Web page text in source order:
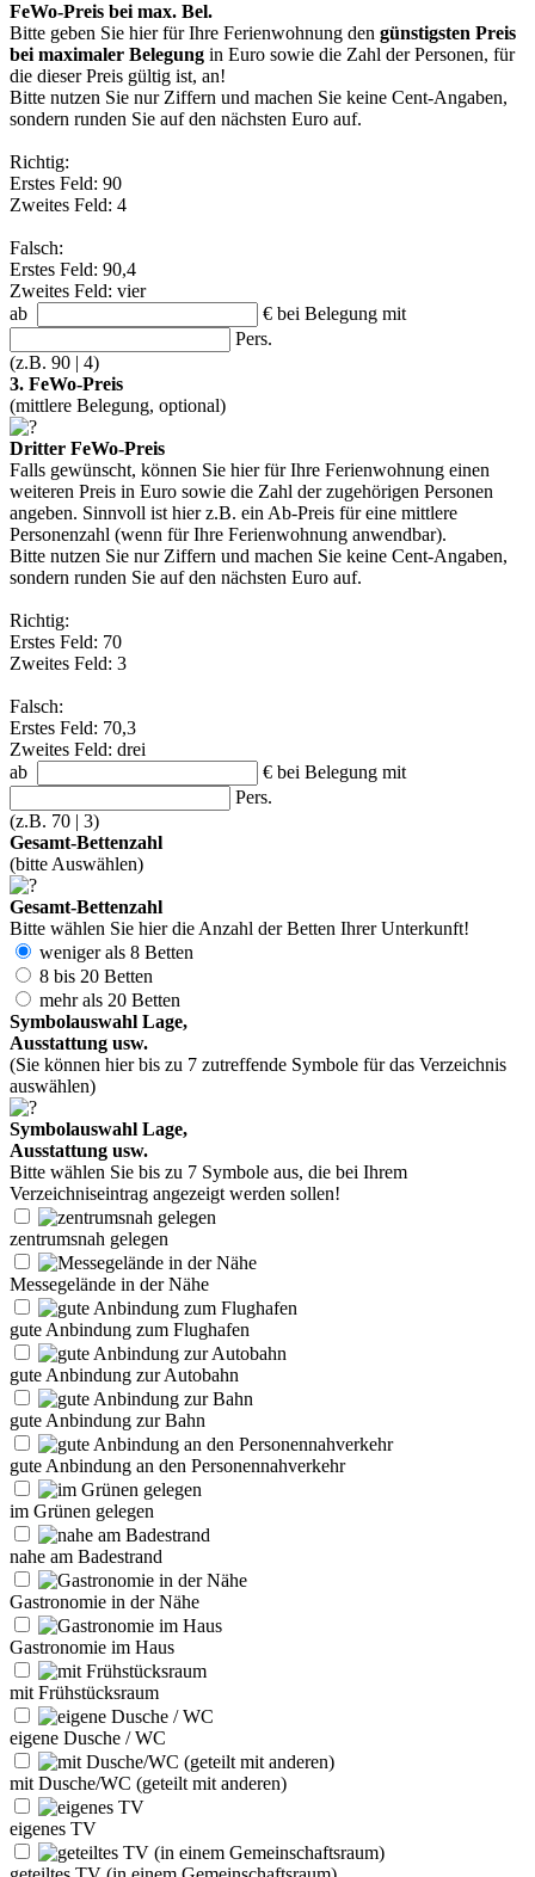
FeWo-Preis bei max. Bel.
Bitte geben Sie hier für Ihre Ferienwohnung den günstigsten Preis
bei maximaler Belegung in Euro sowie die Zahl der Personen, für
die dieser Preis gültig ist, an!
Bitte nutzen Sie nur Ziffern und machen Sie keine Cent-Angaben,
sondern runden Sie auf den nächsten Euro auf.
Richtig:
Erstes Feld: 90
Zweites Feld: 4
Falsch:
Erstes Feld: 90,4
Zweites Feld: vier
ab
€ bei Belegung mit
Pers.
(z.B. 90 | 4)
3. FeWo-Preis
(mittlere Belegung, optional)
Dritter FeWo-Preis
Falls gewünscht, können Sie hier für Ihre Ferienwohnung einen
weiteren Preis in Euro sowie die Zahl der zugehörigen Personen
angeben. Sinnvoll ist hier z.B. ein Ab-Preis für eine mittlere
Personenzahl (wenn für Ihre Ferienwohnung anwendbar).
Bitte nutzen Sie nur Ziffern und machen Sie keine Cent-Angaben,
sondern runden Sie auf den nächsten Euro auf.
Richtig:
Erstes Feld: 70
Zweites Feld: 3
Falsch:
Erstes Feld: 70,3
Zweites Feld: drei
ab
€ bei Belegung mit
Pers.
(z.B. 70 | 3)
Gesamt-Bettenzahl
(bitte Auswählen)
Gesamt-Bettenzahl
Bitte wählen Sie hier die Anzahl der Betten Ihrer Unterkunft!
weniger als 8 Betten
8 bis 20 Betten
mehr als 20 Betten
Symbolauswahl Lage,
Ausstattung usw.
(Sie können hier bis zu 7 zutreffende Symbole für das Verzeichnis
auswählen)
Symbolauswahl Lage,
Ausstattung usw.
Bitte wählen Sie bis zu 7 Symbole aus, die bei Ihrem
Verzeichniseintrag angezeigt werden sollen!
zentrumsnah gelegen
Messegelände in der Nähe
gute Anbindung zum Flughafen
gute Anbindung zur Autobahn
gute Anbindung zur Bahn
gute Anbindung an den Personennahverkehr
im Grünen gelegen
nahe am Badestrand
Gastronomie in der Nähe
Gastronomie im Haus
mit Frühstücksraum
eigene Dusche / WC
mit Dusche/WC (geteilt mit anderen)
eigenes TV